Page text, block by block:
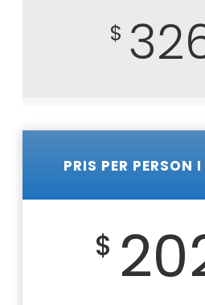
$
PRIS PER PERSON
$